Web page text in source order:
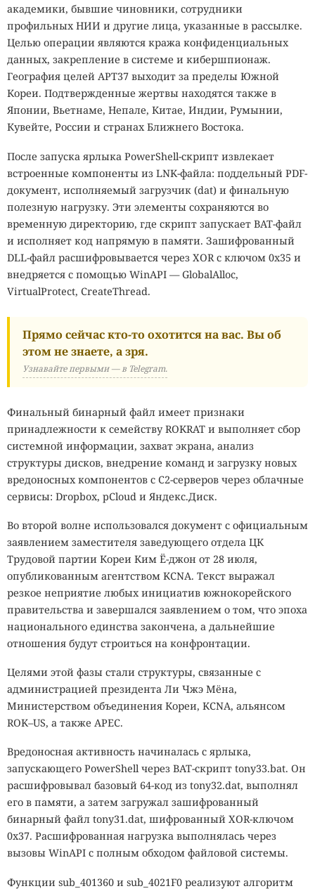
академики, бывшие чиновники, сотрудники
профильных НИИ и другие лица, указанные в рассылке.
Целью операции являются кража конфиденциальных
данных, закрепление в системе и кибершпионаж.
География целей APT37 выходит за пределы Южной
Кореи. Подтвержденные жертвы находятся также в
Японии, Вьетнаме, Непале, Китае, Индии, Румынии,
Кувейте, России и странах Ближнего Востока.
После запуска ярлыка PowerShell-скрипт извлекает
встроенные компоненты из LNK-файла: поддельный PDF-
документ, исполняемый загрузчик (dat) и финальную
полезную нагрузку. Эти элементы сохраняются во
временную директорию, где скрипт запускает BAT-файл
и исполняет код напрямую в памяти. Зашифрованный
DLL-файл расшифровывается через XOR с ключом 0x35 и
внедряется с помощью WinAPI — GlobalAlloc,
VirtualProtect, CreateThread.
Прямо сейчас кто-то охотится на вас. Вы об
этом не знаете, а зря.
Узнавайте первыми — в Telegram.
Финальный бинарный файл имеет признаки
принадлежности к семейству ROKRAT и выполняет сбор
системной информации, захват экрана, анализ
структуры дисков, внедрение команд и загрузку новых
вредоносных компонентов с C2-серверов через облачные
сервисы: Dropbox, pCloud и Яндекс.Диск.
Во второй волне использовался документ с официальным
заявлением заместителя заведующего отдела ЦК
Трудовой партии Кореи Ким Ё-джон от 28 июля,
опубликованным агентством KCNA. Текст выражал
резкое неприятие любых инициатив южнокорейского
правительства и завершался заявлением о том, что эпоха
национального единства закончена, а дальнейшие
отношения будут строиться на конфронтации.
Целями этой фазы стали структуры, связанные с
администрацией президента Ли Чжэ Мёна,
Министерством объединения Кореи, KCNA, альянсом
ROK–US, а также APEC.
Вредоносная активность начиналась с ярлыка,
запускающего PowerShell через BAT-скрипт tony33.bat. Он
расшифровывал базовый 64-код из tony32.dat, выполнял
его в памяти, а затем загружал зашифрованный
бинарный файл tony31.dat, шифрованный XOR-ключом
0x37. Расшифрованная нагрузка выполнялась через
вызовы WinAPI с полным обходом файловой системы.
Функции sub_401360 и sub_4021F0 реализуют алгоритм